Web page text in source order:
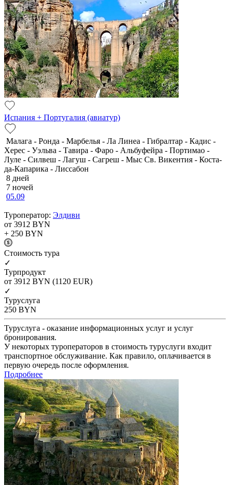
Испания + Португалия (авиатур)
Малага - Ронда - Марбелья - Ла Линеа - Гибралтар - Кадис -
Херес - Уэльва - Тавира - Фаро - Альбуфейра - Портимао -
Луле - Силвеш - Лагуш - Сагреш - Мыс Св. Викентия - Коста-
да-Капарика - Лиссабон
8 дней
7 ночей
05.09
Туроператор: Элдиви
от 3912 BYN
+ 250 BYN
Cтоимость тура
✓
Турпродукт
от 3912 BYN (1120 EUR)
✓
Туруслуга
250 BYN
Туруслуга - оказание информационных услуг и услуг
бронирования.
У некоторых туроператоров в стоимость туруслуги входит
транспортное обслуживание. Как правило, оплачивается в
первую очередь после оформления.
Подробнее